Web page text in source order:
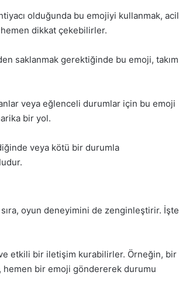
olduğunda bu emojiyi kullanmak, acil
dikkat çekebilirler.
saklanmak gerektiğinde bu emoji, takım
veya eğlenceli durumlar için bu emoji
bir yol.
veya kötü bir durumla
oyun deneyimini de zenginleştirir. İşte
etkili bir iletişim kurabilirler. Örneğin, bir
hemen bir emoji göndererek durumu